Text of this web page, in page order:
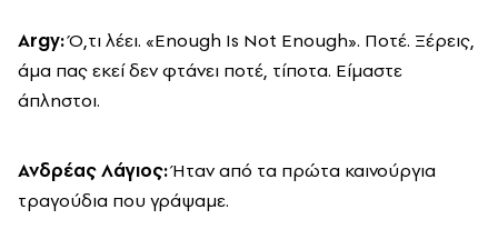
Argy:Ό,τι λέει. «Enough Is Not Enough». Ποτέ. Ξέρεις,
άμα πας εκεί δεν φτάνει ποτέ, τίποτα. Είμαστε
άπληστοι.
Ανδρέας Λάγιος:Ήταν από τα πρώτα καινούργια
τραγούδια που γράψαμε.